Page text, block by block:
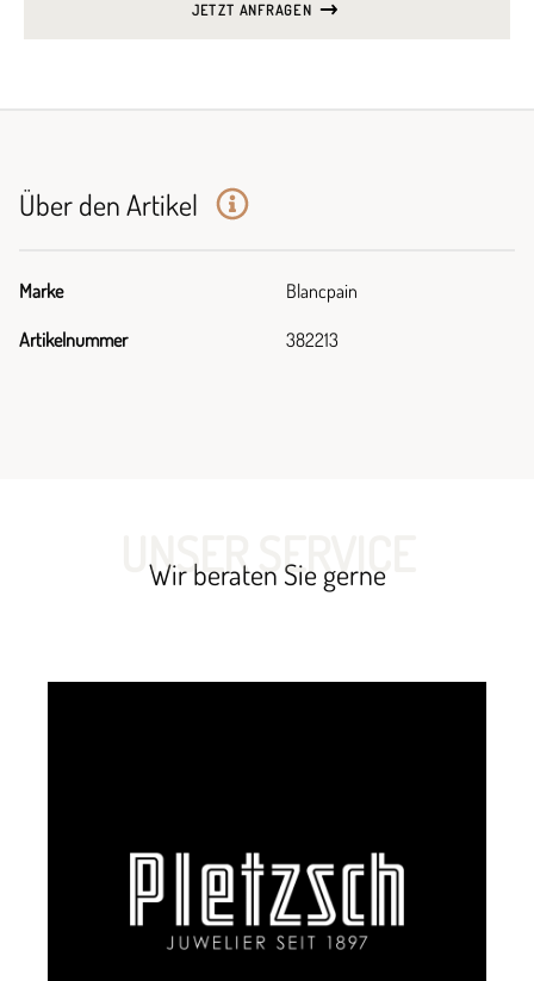
JETZT ANFRAGEN
Über den Artikel
Marke Blancpain
Artikelnummer 382213
UNSER SERVICE
Wir beraten Sie gerne